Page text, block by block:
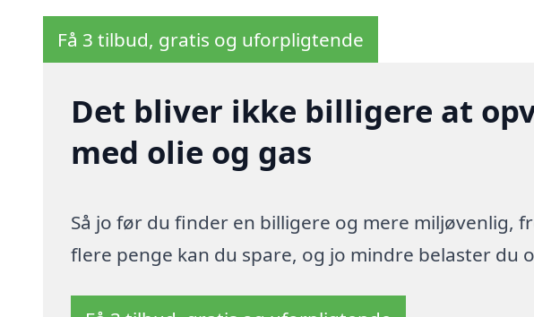
Få 3 tilbud, gratis og uforpligtende
Det bliver ikke billigere at
med olie og gas
Så jo før du finder en billigere og mere miljøvenlig,
flere penge kan du spare, og jo mindre belaster du